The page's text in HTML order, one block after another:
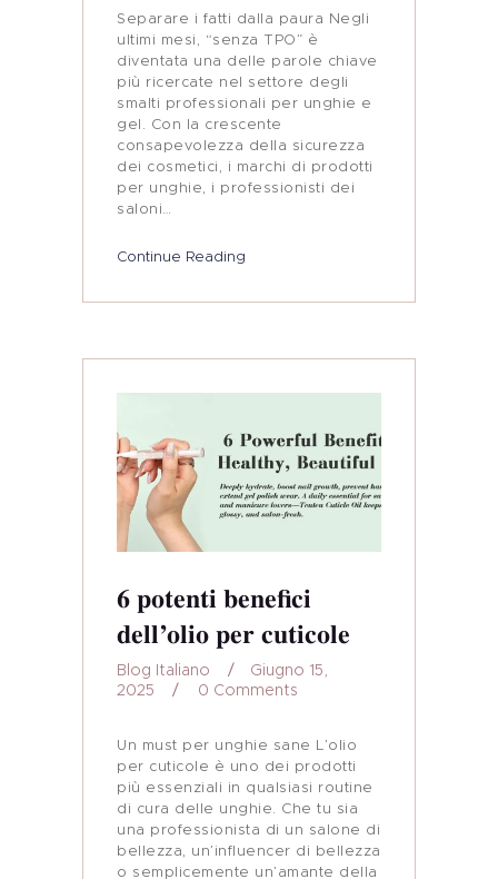
Separare i fatti dalla paura Negli
ultimi mesi, “senza TPO” è
diventata una delle parole chiave
più ricercate nel settore degli
smalti professionali per unghie e
gel. Con la crescente
consapevolezza della sicurezza
dei cosmetici, i marchi di prodotti
per unghie, i professionisti dei
saloni…
Continue Reading
6 potenti benefici
dell’olio per cuticole
Blog Italiano
Giugno 15,
2025
0 Comments
Un must per unghie sane L’olio
per cuticole è uno dei prodotti
più essenziali in qualsiasi routine
di cura delle unghie. Che tu sia
una professionista di un salone di
bellezza, un’influencer di bellezza
o semplicemente un’amante della